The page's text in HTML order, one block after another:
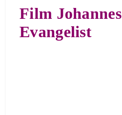
Film Johannes
Evangelist